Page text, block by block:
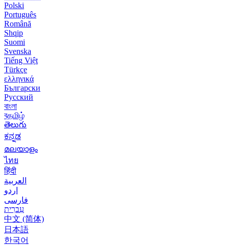
Polski
Português
Română
Shqip
Suomi
Svenska
Tiếng Việt
Türkçe
ελληνικά
Български
Русский
বাংলা
বதமிழ்
తెలుగు
ಕನ್ನಡ
മലയാളം
ไทย
हिंदी
العربية
اردو
فارسی
עִברִית
中文 (简体)
日本語
한국어